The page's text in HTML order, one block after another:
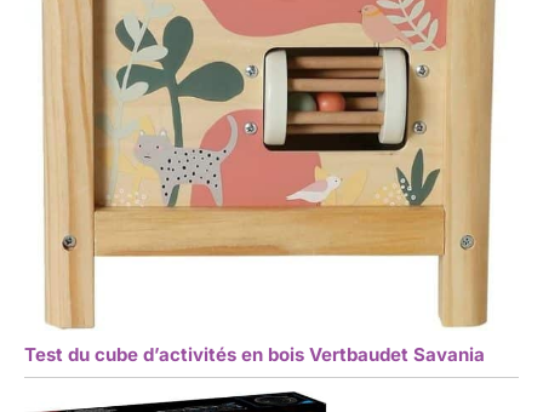
Test du cube d’activités en bois Vertbaudet Savania